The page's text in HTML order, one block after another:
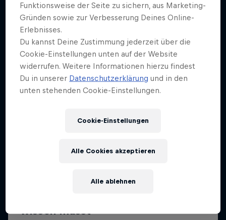
Funktionsweise der Seite zu sichern, aus Marketing-
Gründen sowie zur Verbesserung Deines Online-
Erlebnisses.
Du kannst Deine Zustimmung jederzeit über die
Cookie-Einstellungen unten auf der Website
widerrufen. Weitere Informationen hierzu findest
Du in unserer Datenschutzerklärung und in den
unten stehenden Cookie-Einstellungen.
Cookie-Einstellungen
Alle ablehnen
Alle Cookies akzeptieren